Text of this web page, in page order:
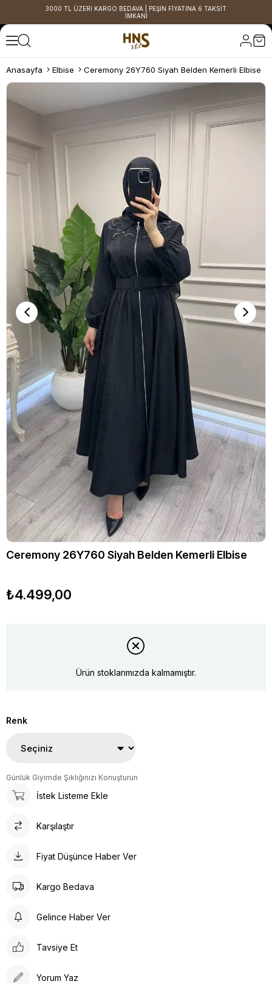
3000 TL ÜZERİ KARGO BEDAVA | PEŞİN FİYATINA 6 TAKSİT
İMKANI
Anasayfa Elbise Ceremony 26Y760 Siyah Belden Kemerli Elbise
Ceremony 26Y760 Siyah Belden Kemerli Elbise
₺4.499,00
Ürün stoklarımızda kalmamıştır.
Renk
Günlük Giyimde Şıklığınızı Konuşturun
İstek Listeme Ekle
Karşılaştır
Fiyat Düşünce Haber Ver
Kargo Bedava
Gelince Haber Ver
Tavsiye Et
Yorum Yaz